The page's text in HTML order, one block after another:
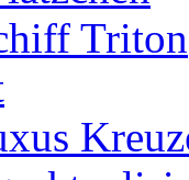
Triton